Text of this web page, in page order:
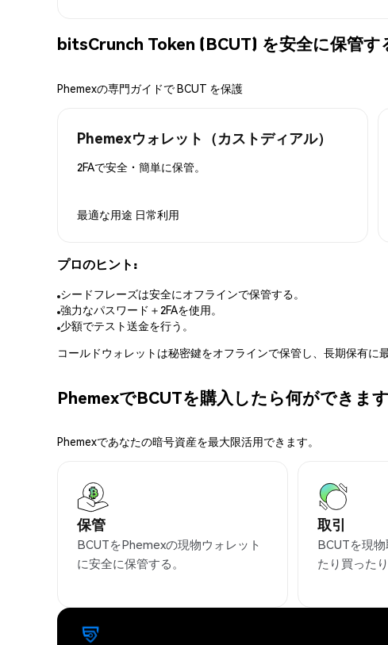
bitsCrunch Token (BCUT) を安全に保管す
Phemexの専門ガイドで BCUT を保護
Phemexウォレット（カストディアル）
2FAで安全・簡単に保管。
最適な用途 日常利用
プロのヒント:
シードフレーズは安全にオフラインで保管する。
強力なパスワード＋2FAを使用。
少額でテスト送金を行う。
コールドウォレットは秘密鍵をオフラインで保管し、長期保有に
PhemexでBCUTを購入したら何ができま
Phemexであなたの暗号資産を最大限活用できます。
保管
BCUTをPhemexの現物ウォレット
に安全に保管する。
取引
BCUTを現
たり買ったり